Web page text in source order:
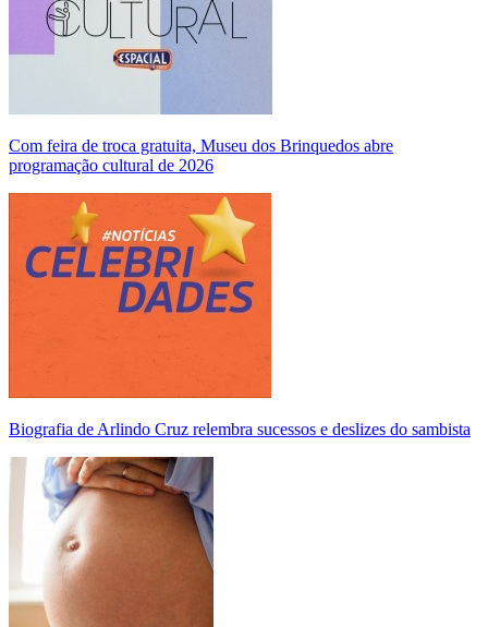
Com feira de troca gratuita, Museu dos Brinquedos abre
programação cultural de 2026
Biografia de Arlindo Cruz relembra sucessos e deslizes do sambista